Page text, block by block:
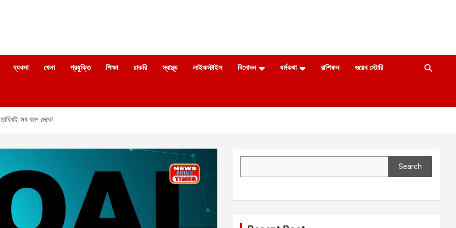
ব্যবসা খেলা প্রযুক্তি শিক্ষা চাকরি স্বাস্থ্য লাইফস্টাইল বিনোদন ধর্মকথা রাশিফল ওয়েব স্টোরি
সব বলে দেবে!
Search